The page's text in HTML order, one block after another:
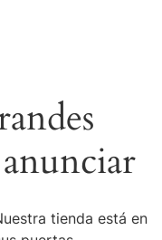
tienda está en